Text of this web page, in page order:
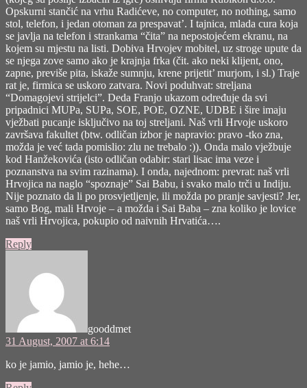
Opskurni stančić na vrhu Radićeve, no computer, no nothing, samo
stol, telefon, i jedan otoman za prespavat’. I tajnica, mlada cura koja
se javlja na telefon i strankama “čita” na nepostojećem ekranu, na
kojem su mjestu na listi. Dobiva Hrvojev mobitel, uz stroge upute da
se njega zove samo ako je krajnja frka (čit. ako neki klijent, ono,
zapne, previše pita, iskaže sumnju, krene prijetit’ murjom, i sl.) Traje
rat je, firmica se uskoro zatvara. Novi poduhvat: streljana
“Domagojevi strijelci”. Deda Franjo ukazom određuje da svi
pripadnici MUPa, SUPa, SOE, POE, OZNE, UDBE i šire imaju
vježbati pucanje isključivo na toj streljani. Naš vrli Hrvoje uskoro
završava fakultet (btw. odličan izbor je napravio: pravo -tko zna,
možda je već tada pomislio: zlu ne trebalo :)). Onda malo vježbuje
kod Hanžekovića (isto odličan odabir: stari lisac ima veze i
poznanstva na svim razinama). I onda, najednom: prevrat: naš vrli
Hrvojica na naglo “spoznaje” Sai Babu, i svako malo trči u Indiju.
Nije poznato da li po prosvjetljenje, ili možda po pranje savjesti? Jer,
samo Bog, mali Hrvoje – a možda i Sai Baba – zna koliko je lovice
naš vrli Hrvojica, pokupio od naivnih Hrvatića….
Reply
gooddmet
31 August, 2007 at 6:14
ko je jamio, jamio je, hehe…